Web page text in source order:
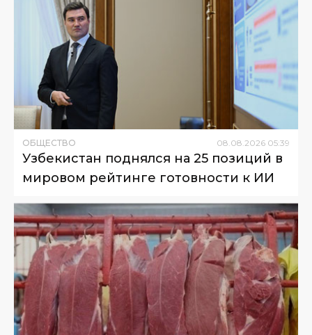
ОБЩЕСТВО 08 08 2026 05:39
Узбекистан поднялся на 25 позиций в
мировом рейтинге готовности к ИИ